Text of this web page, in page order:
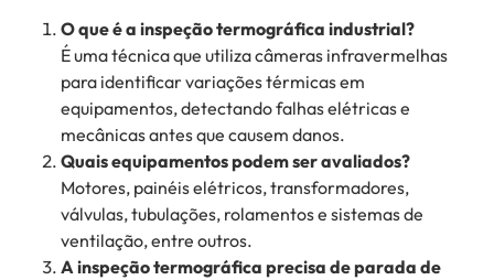
O que é a inspeção termográfica industrial?
É uma técnica que utiliza câmeras infravermelhas
para identificar variações térmicas em
equipamentos, detectando falhas elétricas e
mecânicas antes que causem danos.
Quais equipamentos podem ser avaliados?
Motores, painéis elétricos, transformadores,
válvulas, tubulações, rolamentos e sistemas de
ventilação, entre outros.
A inspeção termográfica precisa de parada de